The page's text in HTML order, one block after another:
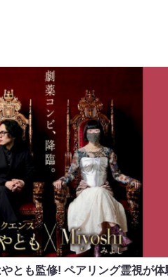
とも監修! ペアリング霊視が体